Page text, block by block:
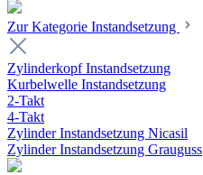
Zur Kategorie Instandsetzung
Zylinderkopf Instandsetzung
Kurbelwelle Instandsetzung
2-Takt
4-Takt
Zylinder Instandsetzung Nicasil
Zylinder Instandsetzung Grauguss